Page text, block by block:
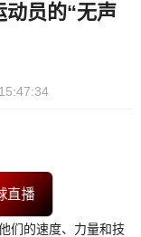
员的“无声
直播
们的速度、力量和技